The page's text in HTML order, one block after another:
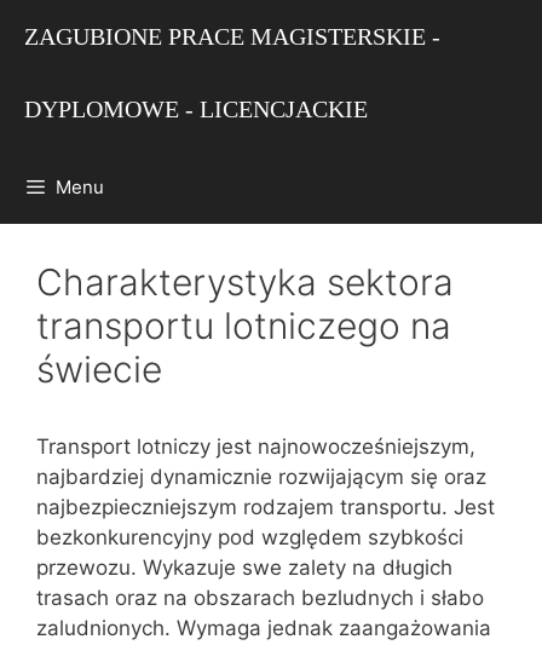
ZAGUBIONE PRACE MAGISTERSKIE -
DYPLOMOWE - LICENCJACKIE
Menu
Charakterystyka sektora
transportu lotniczego na
świecie
Transport lotniczy jest najnowocześniejszym,
najbardziej dynamicznie rozwijającym się oraz
najbezpieczniejszym rodzajem transportu. Jest
bezkonkurencyjny pod względem szybkości
przewozu. Wykazuje swe zalety na długich
trasach oraz na obszarach bezludnych i słabo
zaludnionych. Wymaga jednak zaangażowania